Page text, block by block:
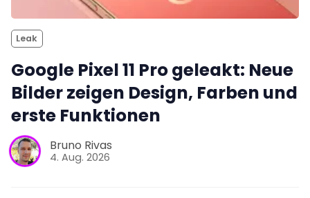
Leak
Google Pixel 11 Pro geleakt: Neue
Bilder zeigen Design, Farben und
erste Funktionen
Bruno Rivas
4. Aug. 2026